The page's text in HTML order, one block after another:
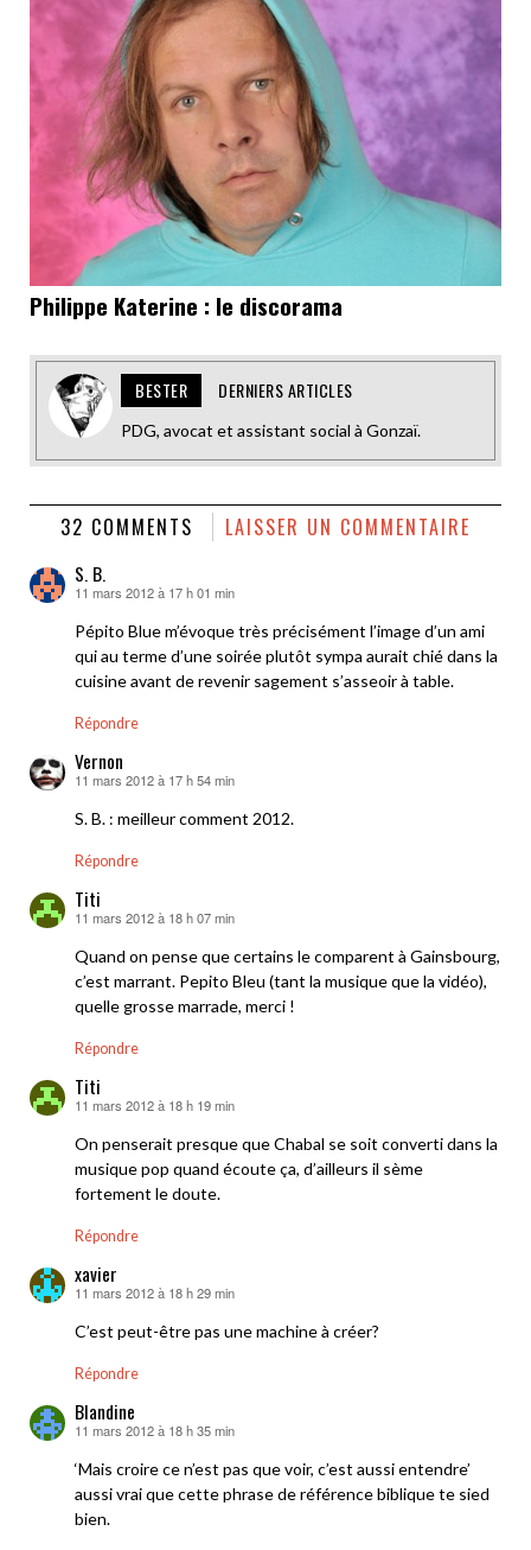
Philippe Katerine : le discorama
BESTER DERNIERS ARTICLES
PDG, avocat et assistant social à Gonzaï.
32 COMMENTS LAISSER UN COMMENTAIRE
S. B.
dit :
11 mars 2012 à 17 h 01 min
Pépito Blue m’évoque très précisément l’image d’un ami
qui au terme d’une soirée plutôt sympa aurait chié dans la
cuisine avant de revenir sagement s’asseoir à table.
Répondre
Vernon
dit :
11 mars 2012 à 17 h 54 min
S. B. : meilleur comment 2012.
Répondre
Titi
dit :
11 mars 2012 à 18 h 07 min
Quand on pense que certains le comparent à Gainsbourg,
c’est marrant. Pepito Bleu (tant la musique que la vidéo),
quelle grosse marrade, merci !
Répondre
Titi
dit :
11 mars 2012 à 18 h 19 min
On penserait presque que Chabal se soit converti dans la
musique pop quand écoute ça, d’ailleurs il sème
fortement le doute.
Répondre
xavier
dit :
11 mars 2012 à 18 h 29 min
C’est peut-être pas une machine à créer?
Répondre
Blandine
dit :
11 mars 2012 à 18 h 35 min
‘Mais croire ce n’est pas que voir, c’est aussi entendre’
aussi vrai que cette phrase de référence biblique te sied
bien.